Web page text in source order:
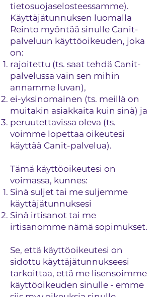
tietosuojaselosteessamme).
Käyttäjätunnuksen luomalla
Reinto myöntää sinulle Canit-
palveluun käyttöoikeuden, joka
on:
rajoitettu (ts. saat tehdä Canit-
palvelussa vain sen mihin
annamme luvan),
ei-yksinomainen (ts. meillä on
muitakin asiakkaita kuin sinä) ja
peruutettavissa oleva (ts.
voimme lopettaa oikeutesi
käyttää Canit-palvelua).
Tämä käyttöoikeutesi on
voimassa, kunnes:
Sinä suljet tai me suljemme
käyttäjätunnuksesi
Sinä irtisanot tai me
irtisanomme nämä sopimukset.
Se, että käyttöoikeutesi on
sidottu käyttäjätunnukseesi
tarkoittaa, että me lisensoimme
käyttöoikeuden sinulle - emme